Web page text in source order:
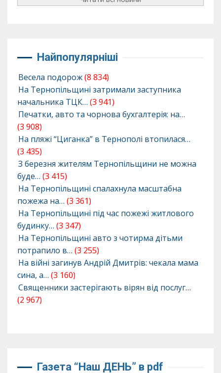
Найпопулярніші
Весела подорож(8 834)
На Тернопільщині затримали заступника
начальника ТЦК… (3 941)
Печатки, авто та чорнова бухгалтерія: на…
(3 908)
На пляжі “Циганка” в Тернополі втопилася…
(3 435)
З березня жителям Тернопільщини не можна
буде… (3 415)
На Тернопільщині спалахнула масштабна
пожежа на… (3 361)
На Тернопільщині під час пожежі житлового
будинку… (3 347)
На Тернопільщині авто з чотирма дітьми
потрапило в… (3 255)
На війні загинув Андрій Дмитрів: чекала мама
сина, а… (3 160)
Священники застерігають вірян від послуг…
(2 967)
Газета “Наш ДЕНЬ” в pdf